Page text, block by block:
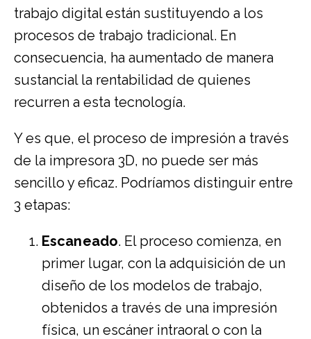
trabajo digital están sustituyendo a los
procesos de trabajo tradicional. En
consecuencia, ha aumentado de manera
sustancial la rentabilidad de quienes
recurren a esta tecnología.
Y es que, el proceso de impresión a través
de la impresora 3D, no puede ser más
sencillo y eficaz. Podríamos distinguir entre
3 etapas:
Escaneado. El proceso comienza, en
primer lugar, con la adquisición de un
diseño de los modelos de trabajo,
obtenidos a través de una impresión
física, un escáner intraoral o con la